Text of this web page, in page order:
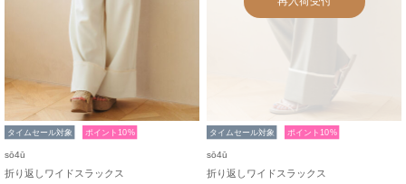
タイムセール対象 ポイント10%
sō4ū
折り返しワイドスラックス
タイムセール対象 ポイント10%
sō4ū
折り返しワイドスラックス